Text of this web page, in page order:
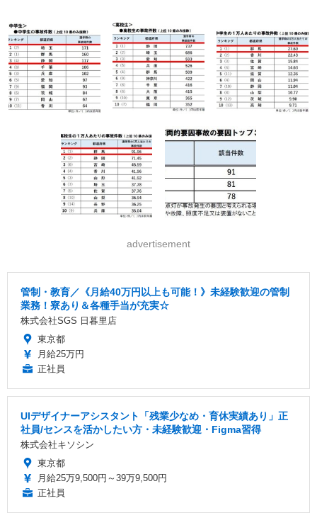
advertisement
管制・教育／《月給40万円以上も可能！》未経験歓迎の管制
業務！寮あり＆各種手当が充実☆
株式会社SGS 日暮里店
東京都
月給25万円
正社員
UIデザイナーアシスタント「残業少なめ・育休実績あり」正
社員/センスを活かしたい方・未経験歓迎・Figma習得
株式会社キソシン
東京都
月給25万9,500円～39万9,500円
正社員